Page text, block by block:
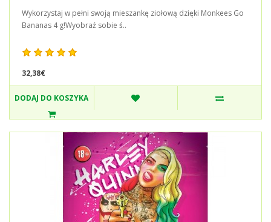
Wykorzystaj w pełni swoją mieszankę ziołową dzięki Monkees Go
Bananas 4 g!Wyobraź sobie ś..
32,38€
DODAJ DO KOSZYKA